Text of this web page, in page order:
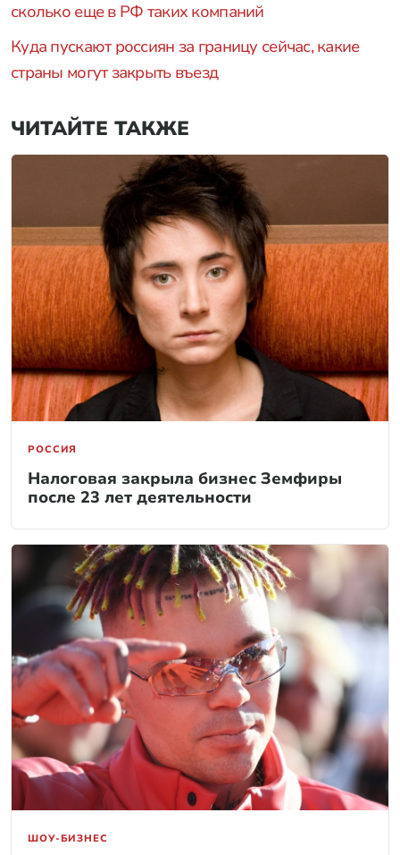
сколько еще в РФ таких компаний
Куда пускают россиян за границу сейчас, какие
страны могут закрыть въезд
ЧИТАЙТЕ ТАКЖЕ
РОССИЯ
Налоговая закрыла бизнес Земфиры
после 23 лет деятельности
ШОУ-БИЗНЕС